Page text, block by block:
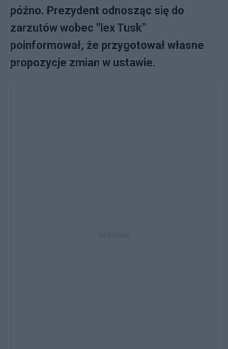
późno. Prezydent odnosząc się do
zarzutów wobec "lex Tusk"
poinformował, że przygotował własne
propozycje zmian w ustawie.